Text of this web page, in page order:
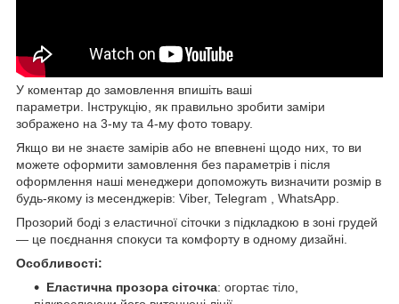
У коментар до замовлення впишіть ваші
параметри. Інструкцію, як правильно зробити заміри
зображено на 3-му та 4-му фото товару.
Якщо ви не знаєте замірів або не впевнені щодо них, то ви
можете оформити замовлення без параметрів і після
оформлення наші менеджери допоможуть визначити розмір в
будь-якому із месенджерів: Viber, Telegram , WhatsАpp.
Прозорий боді з еластичної сіточки з підкладкою в зоні грудей
— це поєднання спокуси та комфорту в одному дизайні.
Особливості:
Еластична прозора сіточка: огортає тіло,